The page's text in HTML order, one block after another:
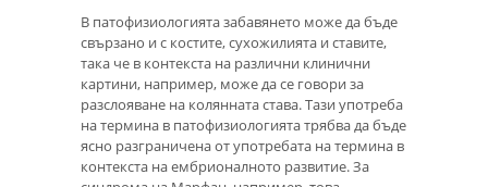
В патофизиологията забавянето може да бъде
свързано и с костите, сухожилията и ставите,
така че в контекста на различни клинични
картини, например, може да се говори за
разслояване на колянната става. Тази употреба
на термина в патофизиологията трябва да бъде
ясно разграничена от употребата на термина в
контекста на ембрионалното развитие. За